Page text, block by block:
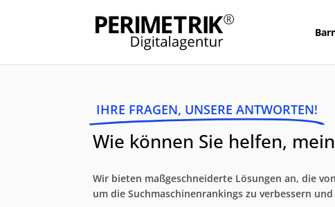
IHRE FRAGEN, UNSERE ANTWORTEN!
Wie können Sie helfen,
Wir bieten maßgeschneiderte Lösungen an, die
um die Suchmaschinenrankings zu verbessern